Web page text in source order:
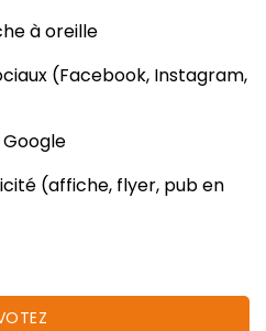
à oreille
(Facebook, Instagram,
(affiche, flyer, pub en